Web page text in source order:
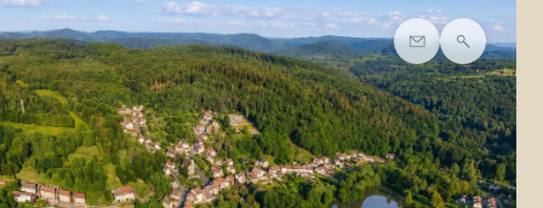
Contact